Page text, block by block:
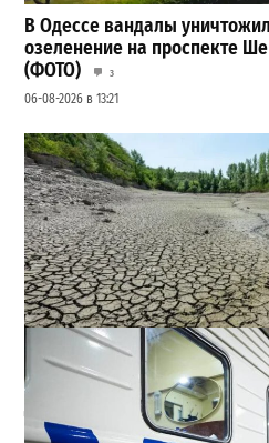
В Одессе вандалы
озеленение на проспекте
(ФОТО)
3
06-08-2026 в 13:21
Днестр рекордно обмелел:
экономить воду
2